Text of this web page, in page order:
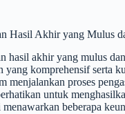
Hasil Akhir yang Mulus
hasil akhir yang mulus
yang komprehensif serta
menjalankan proses
untuk
beberapa